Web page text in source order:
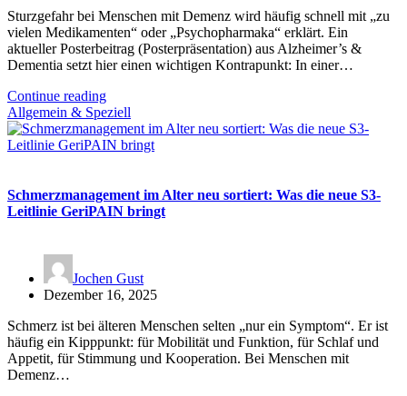
Sturzgefahr bei Menschen mit Demenz wird häufig schnell mit „zu
vielen Medikamenten“ oder „Psychopharmaka“ erklärt. Ein
aktueller Posterbeitrag (Posterpräsentation) aus Alzheimer’s &
Dementia setzt hier einen wichtigen Kontrapunkt: In einer…
Continue reading
Allgemein & Speziell
Schmerzmanagement im Alter neu sortiert: Was die neue S3-
Leitlinie GeriPAIN bringt
Jochen Gust
Dezember 16, 2025
Schmerz ist bei älteren Menschen selten „nur ein Symptom“. Er ist
häufig ein Kipppunkt: für Mobilität und Funktion, für Schlaf und
Appetit, für Stimmung und Kooperation. Bei Menschen mit
Demenz…